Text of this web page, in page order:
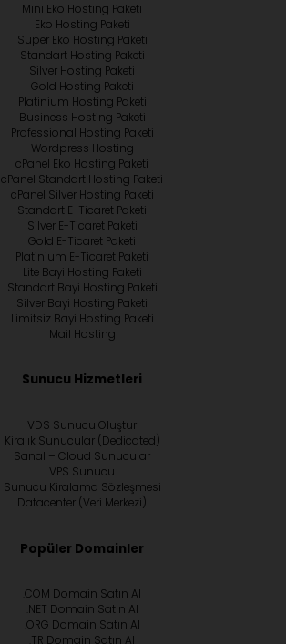
Mini Eko Hosting Paketi
Eko Hosting Paketi
Super Eko Hosting Paketi
Standart Hosting Paketi
Silver Hosting Paketi
Gold Hosting Paketi
Platinium Hosting Paketi
Business Hosting Paketi
Professional Hosting Paketi
Wordpress Hosting
cPanel Eko Hosting Paketi
cPanel Standart Hosting Paketi
cPanel Silver Hosting Paketi
Standart E-Ticaret Paketi
Silver E-Ticaret Paketi
Gold E-Ticaret Paketi
Platinium E-Ticaret Paketi
Lite Bayi Hosting Paketi
Standart Bayi Hosting Paketi
Silver Bayi Hosting Paketi
Limitsiz Bayi Hosting Paketi
Mail Hosting
Sunucu Hizmetleri
VDS Sunucu Oluştur
Kiralık Sunucular (Dedicated)
Sanal – Cloud Sunucular
VPS Sunucu
Sunucu Kiralama Sözleşmesi
Datacenter (Veri Merkezi)
Popüler Domainler
.COM Domain Satın Al
.NET Domain Satın Al
.ORG Domain Satın Al
.TR Domain Satın Al